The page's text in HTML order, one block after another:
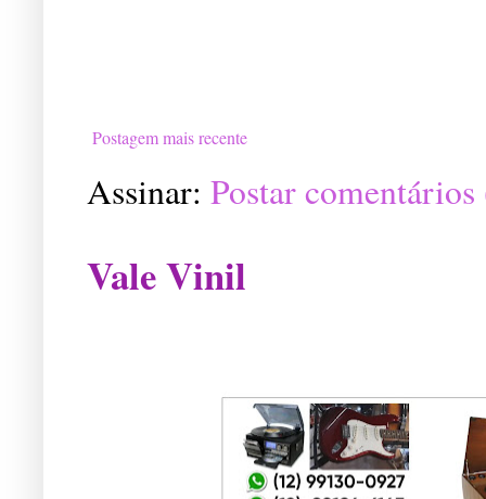
Postagem mais recente
Assinar: Postar
Vale Vinil